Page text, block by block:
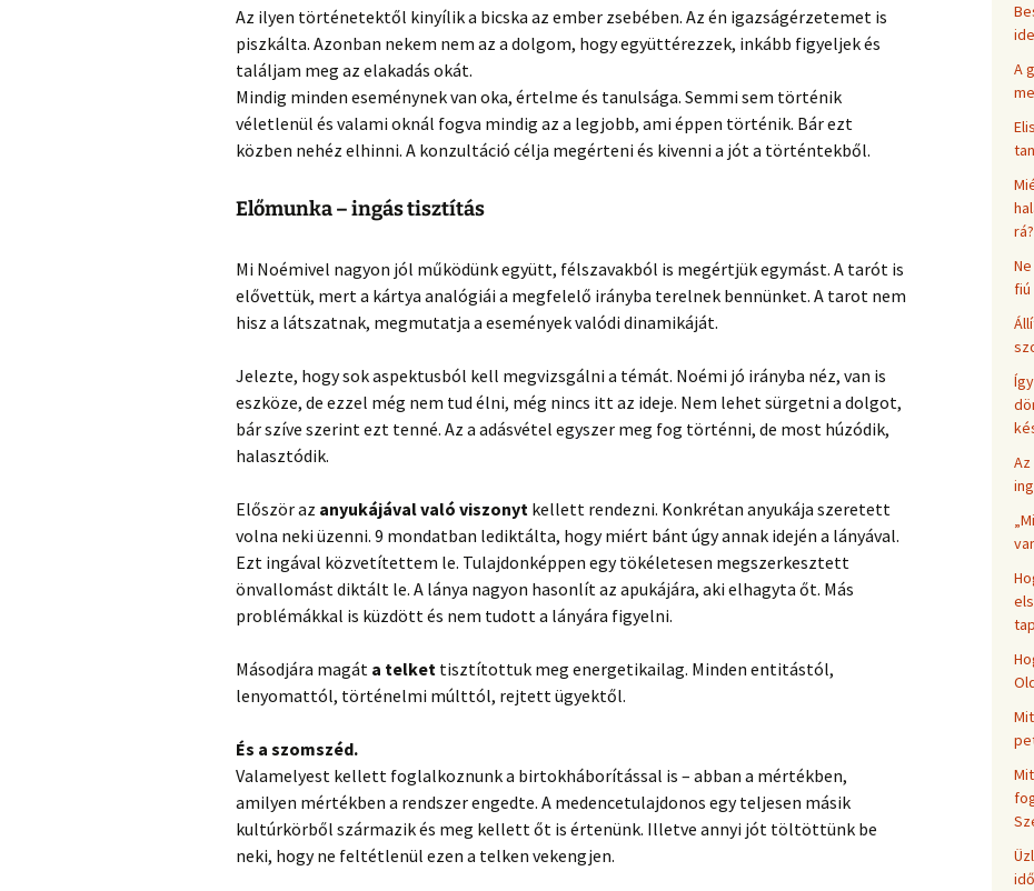
Az ilyen történetektől kinyílik a bicska az ember zsebében. Az én igazságérzetemet is
piszkálta. Azonban nekem nem az a dolgom, hogy együttérezzek, inkább figyeljek és
találjam meg az elakadás okát.
Mindig minden eseménynek van oka, értelme és tanulsága. Semmi sem történik
véletlenül és valami oknál fogva mindig az a legjobb, ami éppen történik. Bár ezt
közben nehéz elhinni. A konzultáció célja megérteni és kivenni a jót a történtekből.
Előmunka – ingás tisztítás
Mi Noémivel nagyon jól működünk együtt, félszavakból is megértjük egymást. A tarót is
elővettük, mert a kártya analógiái a megfelelő irányba terelnek bennünket. A tarot nem
hisz a látszatnak, megmutatja a események valódi dinamikáját.
Jelezte, hogy sok aspektusból kell megvizsgálni a témát. Noémi jó irányba néz, van is
eszköze, de ezzel még nem tud élni, még nincs itt az ideje. Nem lehet sürgetni a dolgot,
bár szíve szerint ezt tenné. Az a adásvétel egyszer meg fog történni, de most húzódik,
halasztódik.
Először az anyukájával való viszonyt kellett rendezni. Konkrétan anyukája szeretett
volna neki üzenni. 9 mondatban lediktálta, hogy miért bánt úgy annak idején a lányával.
Ezt ingával közvetítettem le. Tulajdonképpen egy tökéletesen megszerkesztett
önvallomást diktált le. A lánya nagyon hasonlít az apukájára, aki elhagyta őt. Más
problémákkal is küzdött és nem tudott a lányára figyelni.
Másodjára magát a telket tisztítottuk meg energetikailag. Minden entitástól,
lenyomattól, történelmi múlttól, rejtett ügyektől.
És a szomszéd.
Valamelyest kellett foglalkoznunk a birtokháborítással is – abban a mértékben,
amilyen mértékben a rendszer engedte. A medencetulajdonos egy teljesen másik
kultúrkörből származik és meg kellett őt is értenünk. Illetve annyi jót töltöttünk be
neki, hogy ne feltétlenül ezen a telken vekengjen.
A
rá?